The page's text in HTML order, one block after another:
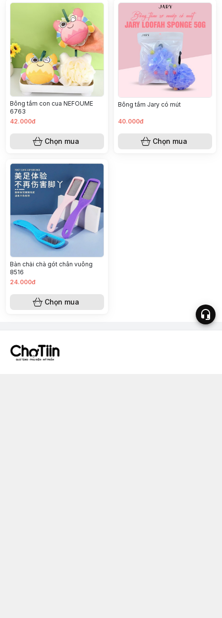
Bông tắm con cua NEFOUME
6763
42.000đ
Chọn mua
Bông tắm Jary có mút
40.000đ
Chọn mua
Bàn chải chà gót chân vuông
8516
24.000đ
Chọn mua